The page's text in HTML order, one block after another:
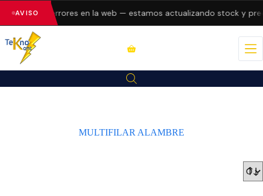
AVISO errores en la web — estamos actualizando stock y
MULTIFILAR ALAMBRE